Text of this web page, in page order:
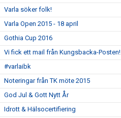
Varla söker folk!
Varla Open 2015 - 18 april
Gothia Cup 2016
Vi fick ett mail från Kungsbacka-Posten!
#varlaibk
Noteringar från TK möte 2015
God Jul & Gott Nytt År
Idrott & Hälsocertifiering